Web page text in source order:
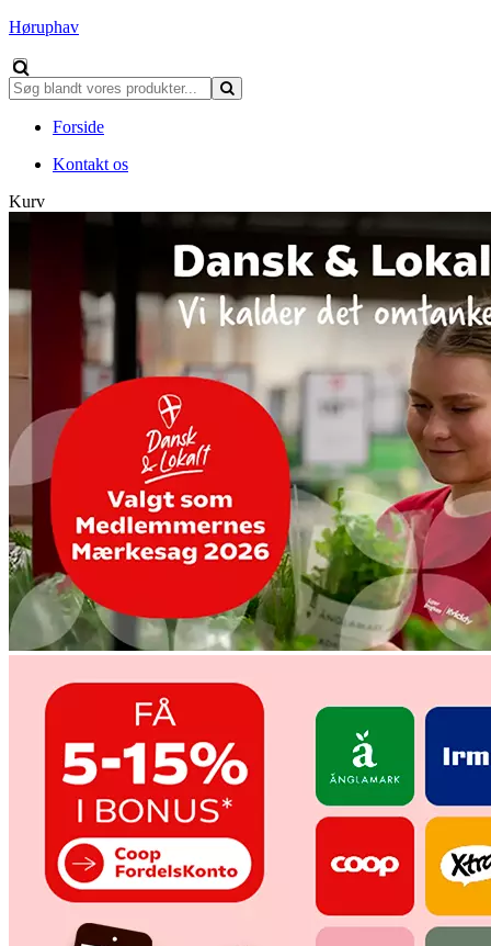
Høruphav
Forside
Kontakt os
Kurv